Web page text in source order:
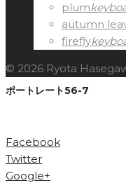
plum
autumn
firefly
© 2026 Ryota
ポートレート56-7
Facebook
Twitter
Google+